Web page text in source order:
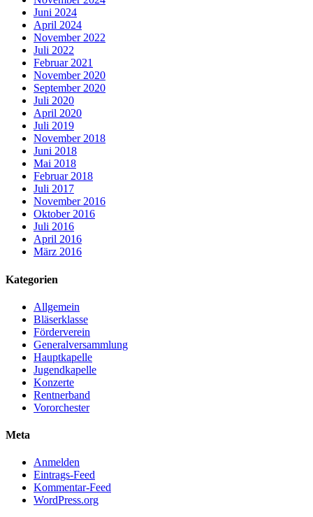
Juni 2024
April 2024
November 2022
Juli 2022
Februar 2021
November 2020
September 2020
Juli 2020
April 2020
Juli 2019
November 2018
Juni 2018
Mai 2018
Februar 2018
Juli 2017
November 2016
Oktober 2016
Juli 2016
April 2016
März 2016
Kategorien
Allgemein
Bläserklasse
Förderverein
Generalversammlung
Hauptkapelle
Jugendkapelle
Konzerte
Rentnerband
Vororchester
Meta
Anmelden
Eintrags-Feed
Kommentar-Feed
WordPress.org